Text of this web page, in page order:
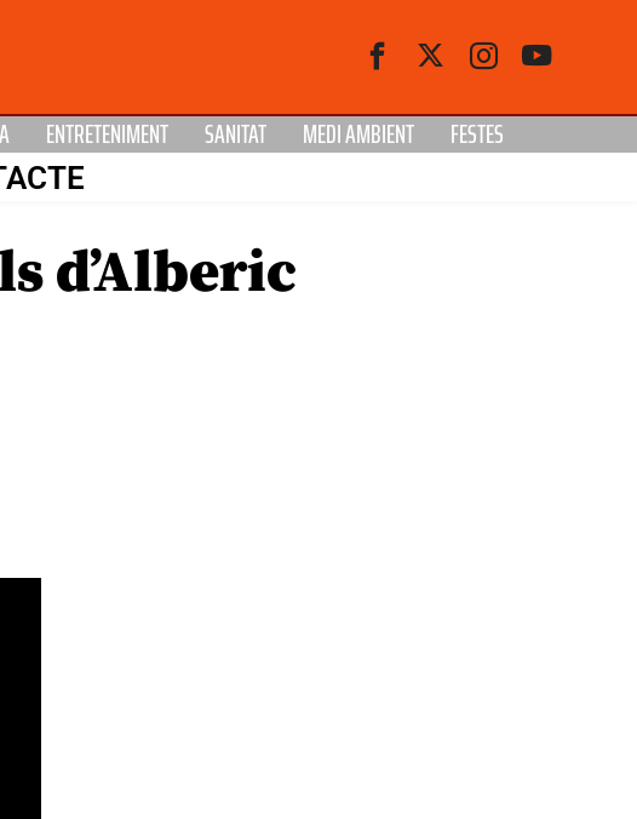
ENTRETENIMENT SANITAT MEDI AMBIENT FESTES
d’Alberic